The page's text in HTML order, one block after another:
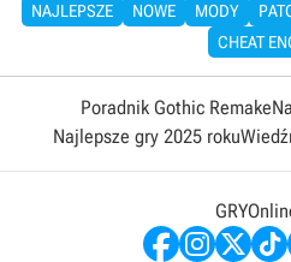
NAJLEPSZE NOWE MODY
CHEAT
Poradnik Gothic Remake
Najlepsze gry 2025 roku